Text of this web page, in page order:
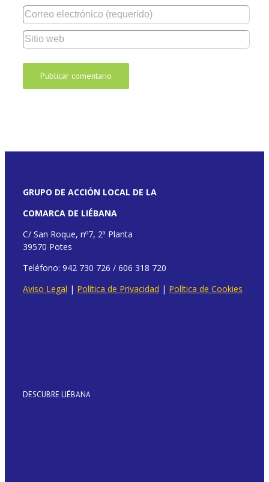
GRUPO DE ACCIÓN LOCAL DE LA
COMARCA DE LIÉBANA
C/ San Roque, nº7, 2ª Planta
39570 Potes
Teléfono: 942 730 726 / 606 318 720
Aviso Legal | Política de Privacidad | Política de Cookies
DESCUBRE LIÉBANA